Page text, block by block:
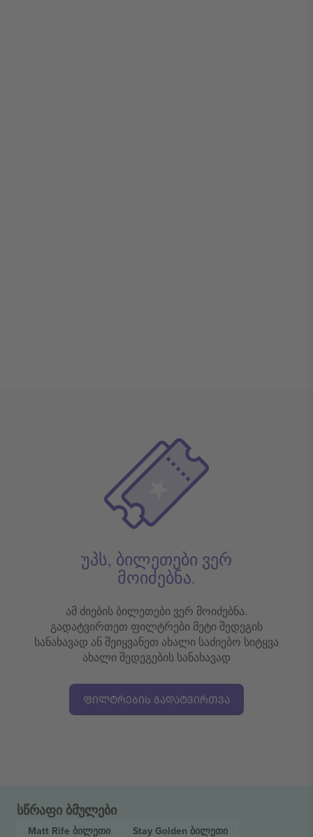
უპს, ბილეთები ვერ
მოიძებნა.
ამ ძიების ბილეთები ვერ მოიძებნა.
გადატვირთეთ ფილტრები მეტი შედეგის
სანახავად ან შეიყვანეთ ახალი საძიებო სიტყვა
ახალი შედეგების სანახავად
ᲤᲘᲚᲢᲠᲔᲑᲘᲡ ᲒᲐᲓᲐᲢᲕᲘᲠᲗᲕᲐ
სწრაფი ბმულები
Matt Rife ბილეთი Stay Golden ბილეთი